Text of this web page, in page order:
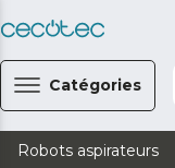
Catégories
Robots aspirateurs